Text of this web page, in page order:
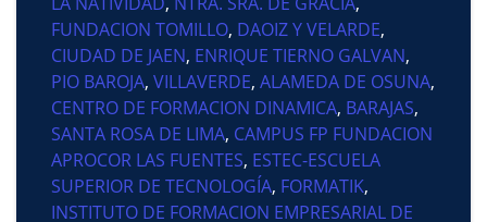
FUNDACION TOMILLO, DAOIZ Y VELARDE,
CIUDAD DE JAEN, ENRIQUE TIERNO GALVAN,
PIO BAROJA, VILLAVERDE, ALAMEDA DE OSUNA,
CENTRO DE FORMACION DINAMICA, BARAJAS,
SANTA ROSA DE LIMA, CAMPUS FP FUNDACION
APROCOR LAS FUENTES, ESTEC-ESCUELA
SUPERIOR DE TECNOLOGÍA, FORMATIK,
INSTITUTO DE FORMACION EMPRESARIAL DE